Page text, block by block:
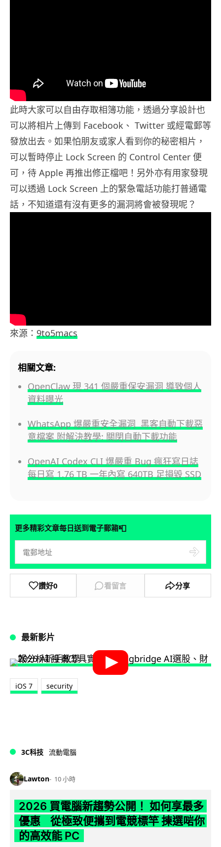
此時大家可以自由存取相簿功能，透過分享設計也
可以將相片上傳到 Facebook、 Twitter 或經電郵等
發放出去。如果怕朋友或家人看到你的秘密相片，
可以暫時停止 Lock Screen 的 Control Center 便
可，待 Apple 再推出修正檔吧！另外亦有用家發現
可以透過 Lock Screen 上的緊急電話功能打普通電
話，不知道還有沒有更多的漏洞將會被發現呢？
來源： 9to5macs
相關文章:
OpenClaw 現 341 個嚴重保安漏洞 導致個人
資料曝光
WhatsApp 爆嚴重安全漏洞 黑客自動下載惡
意檔案 附解決教學: 關閉自動下載功能
OpenAI Codex CLI 爆嚴重 Bug 瘋狂寫日誌
每日寫 1.76 TB 一年內寫 640TB 足損毀 SSD
更多精彩文章每日送到電子郵箱📮
讚好0 看留言 分享
最新影片
iOS 7 security
3C科技 流動電腦
Lawton 10 小時
2026 買電腦新趨勢公開！ 如何享最多
優惠 從極致便攜到電競標竿 揀選啱你
的高效能 PC